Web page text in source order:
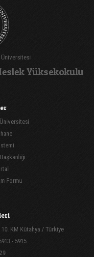
Üniversitesi
Yüksekokulu
Formu
KM Kütahya / Türkiye
- 5915